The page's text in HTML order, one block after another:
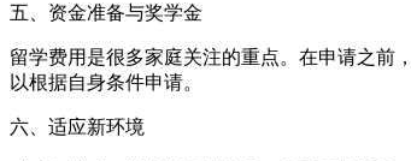
五、资金准备与奖学金
留学费用是很多家庭关注的重点。在申请之前
以根据自身条件申请。
六、适应新环境